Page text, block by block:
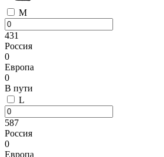
M
431
Россия
0
Европа
0
В пути
L
587
Россия
0
Европа